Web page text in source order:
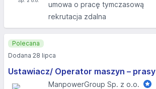
umowa o pracę tymczasową
rekrutacja zdalna
Ustawiacz/ Operator maszyn – prasy
ManpowerGroup Sp. z o.o.
Polecana
Dodana 28 lipca